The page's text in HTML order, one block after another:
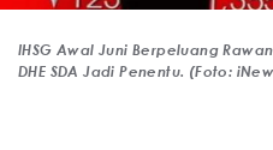
IHSG Awal Juni Berpeluang
DHE SDA Jadi Penentu. (Foto: